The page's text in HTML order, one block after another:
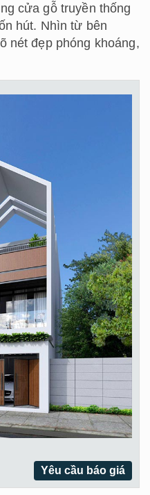
cửa gỗ truyền thống
hút. Nhìn từ bên
nét đẹp phóng khoáng,
Yêu cầu báo giá